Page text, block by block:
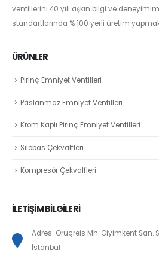
ventillerini 40 yılı aşkın bilgi ve
standartlarında % 100 yerli üretim
ÜRÜNLER
Pirinç Emniyet Ventilleri
Paslanmaz Emniyet Ventilleri
Krom Kaplı Pirinç Emniyet Ventilleri
Silobas Çekvalfleri
Kompresör Çekvalfleri
İLETİŞİM BİLGİLERİ
Adres: Oruçreis Mh. Giyimkent San.
İstanbul